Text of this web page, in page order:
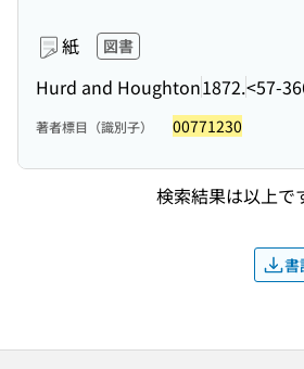
紙 図書
Hurd and Houghton1872.<57-
著者標目（識別子） 00771230
検索結果は以上で
書